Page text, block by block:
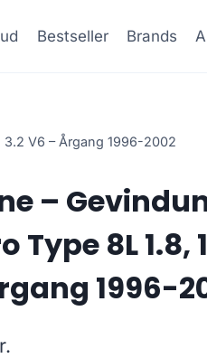
Bestseller Brands
3.2 V6 – Årgang 1996-2002
–
Type 8L 1.8,
1996-